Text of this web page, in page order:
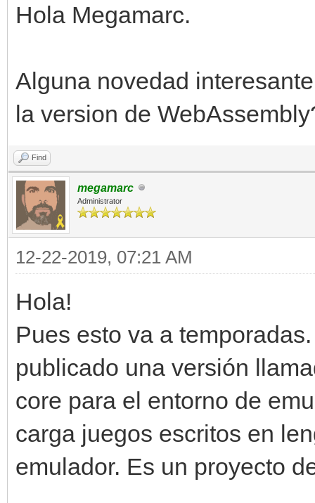
Hola Megamarc.
Alguna novedad
la version de
Find
megamarc
Administrator
12-22-2019, 07:21 AM
Hola!
Pues esto va a
publicado una versión
core para el entorno de
carga juegos escritos en
emulador. Es un proyecto